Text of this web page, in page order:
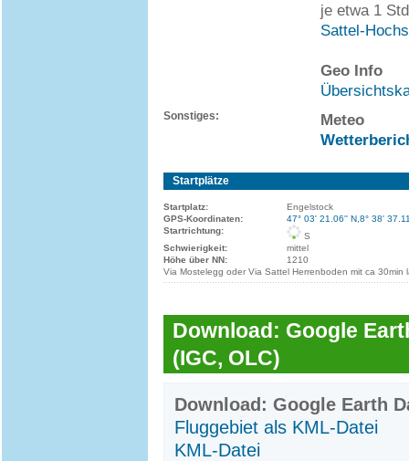
je etwa 1
Sattel-
Geo Info
Sonstiges:
Meteo
Startplätze
Startplatz:
Engelstock
GPS-Koordinaten:
47° 03' 21.06'' N,8° 38'
Startrichtung:
S
Schwierigkeit:
mittel
Höhe über NN:
1210
Via Mostelegg oder Via Sattel Herrenboden mit ca 30min
Download: Google
(IGC, OLC)
Download: Google Earth
Fluggebiet als KML-Datei
KML-Datei